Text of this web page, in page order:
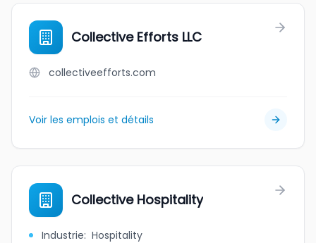
Collective Efforts LLC
collectiveefforts.com
Voir les emplois et détails
Collective Hospitality
Industrie: Hospitality